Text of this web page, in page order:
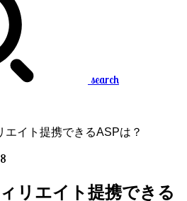
search
エイト提携できるASPは？
リエイト提携できる